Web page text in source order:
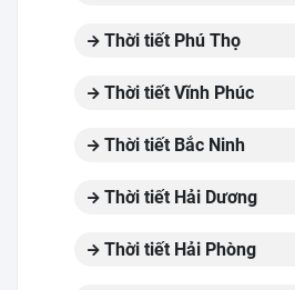
Thời tiết Phú Thọ
Thời tiết Vĩnh Phúc
Thời tiết Bắc Ninh
Thời tiết Hải Dương
Thời tiết Hải Phòng